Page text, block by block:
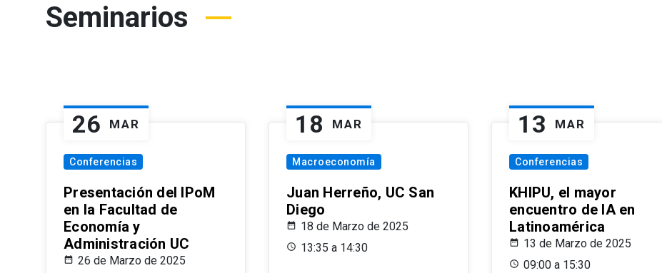
Seminarios
26 MAR
Conferencias
Presentación del IPoM
en la Facultad de
Economía y
Administración UC
26 de Marzo de 2025
18 MAR
Macroeconomía
Juan Herreño, UC San
Diego
18 de Marzo de 2025
13:35 a 14:30
13 MAR
Conferencias
KHIPU, el mayor
encuentro de IA en
Latinoamérica
13 de Marzo de 2025
09:00 a 15:30